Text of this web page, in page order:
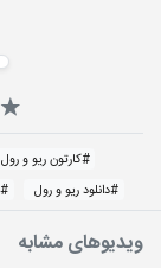
#کارتون ریو و رول
#دانلود ریو و رول #
ویدیوهای مشابه